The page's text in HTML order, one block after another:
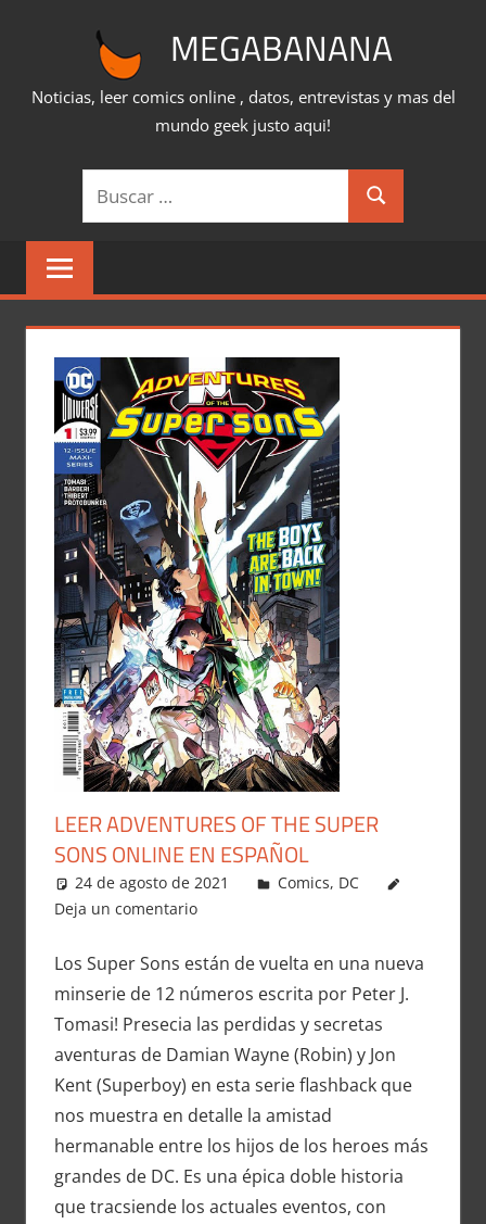
MEGABANANA
Noticias, leer comics online , datos, entrevistas y mas del
mundo geek justo aqui!
Buscar:
Buscar
LEER ADVENTURES OF THE SUPER
SONS ONLINE EN ESPAÑOL
24 de agosto de 2021 Carlitox Banana
Comics, DC
Deja un comentario
Los Super Sons están de vuelta en una nueva
minserie de 12 números escrita por Peter J.
Tomasi! Presecia las perdidas y secretas
aventuras de Damian Wayne (Robin) y Jon
Kent (Superboy) en esta serie flashback que
nos muestra en detalle la amistad
hermanable entre los hijos de los heroes más
grandes de DC. Es una épica doble historia
que tracsiende los actuales eventos, con